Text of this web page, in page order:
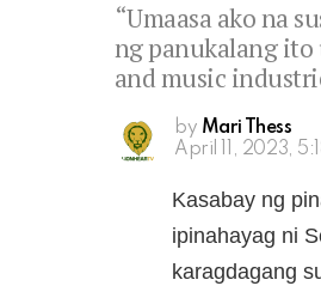
“Umaasa ako na
ng panukalang ito
and music
by Mari Thess
April 11, 2023,
Kasabay ng
ipinahayag ni
karagdagang